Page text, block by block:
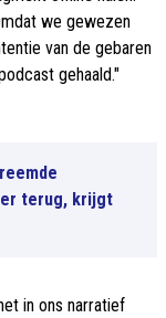
we gewezen
van de gebaren
gehaald."
terug, krijgt
in ons narratief